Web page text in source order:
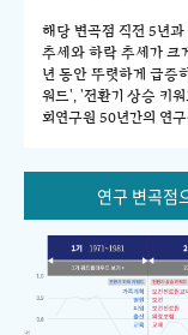
해당 변곡점 직전 5년
추세와 하락 추세가 크
년 동안 뚜렷하게 급증
워드', '전환기 상승 키
회연구원 50년간의 연
연구 변곡점